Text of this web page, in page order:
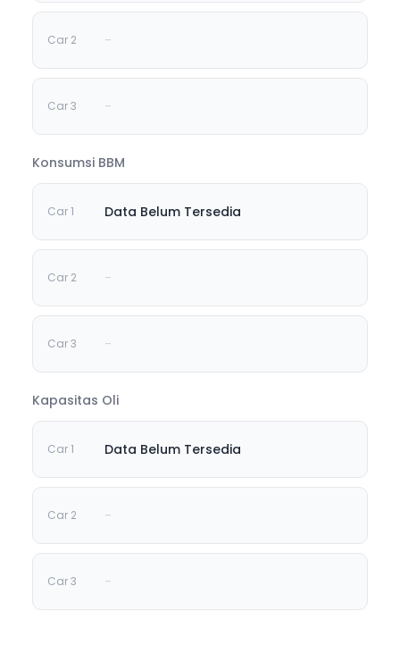
-
-
Konsumsi BBM
Data Belum Tersedia
-
-
Kapasitas Oli
Data Belum Tersedia
-
-